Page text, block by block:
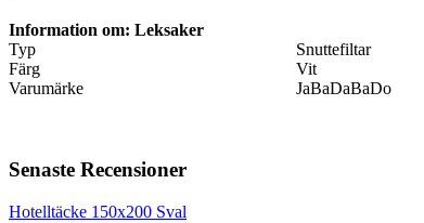
Information om: Leksaker
Typ
Snuttefiltar
Färg
Vit
Varumärke
JaBaDaBaDo
Senaste Recensioner
Hotelltäcke 150x200 Sval